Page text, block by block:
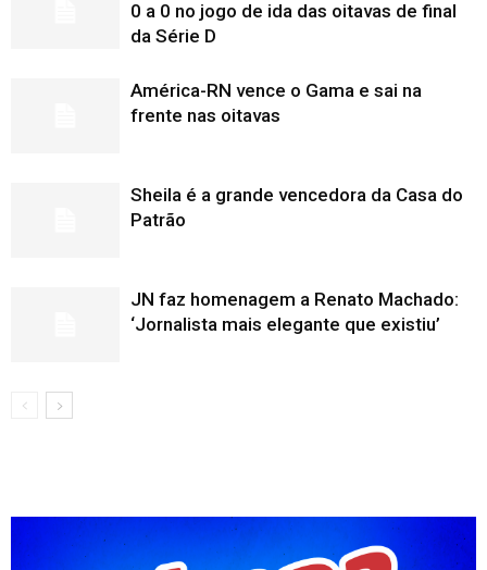
0 a 0 no jogo de ida das oitavas de final
da Série D
América-RN vence o Gama e sai na
frente nas oitavas
Sheila é a grande vencedora da Casa do
Patrão
JN faz homenagem a Renato Machado:
‘Jornalista mais elegante que existiu’